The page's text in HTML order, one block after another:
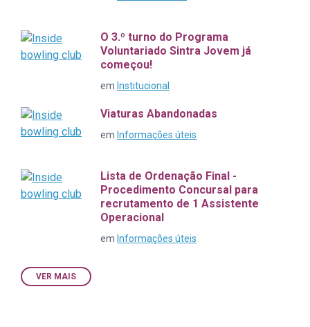
O 3.º turno do Programa
Voluntariado Sintra Jovem já
começou!
em Institucional
Viaturas Abandonadas
em Informações úteis
Lista de Ordenação Final -
Procedimento Concursal para
recrutamento de 1 Assistente
Operacional
em Informações úteis
VER MAIS